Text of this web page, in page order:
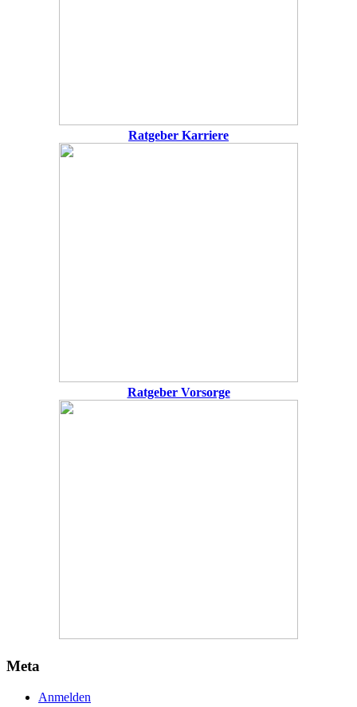
Ratgeber Karriere
Ratgeber Vorsorge
Meta
Anmelden